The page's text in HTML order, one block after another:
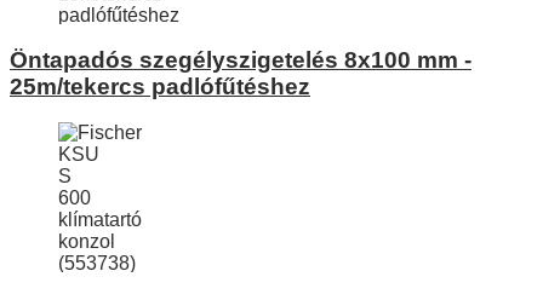
Öntapadós szegélyszigetelés 8x100 mm -
25m/tekercs padlófűtéshez